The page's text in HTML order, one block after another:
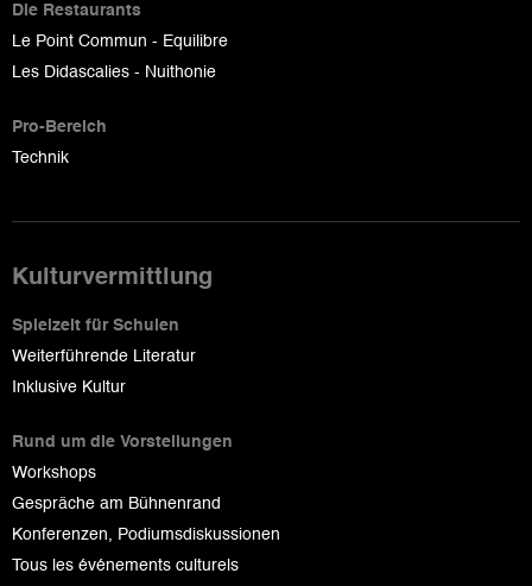
Die Restaurants
Le Point Commun - Equilibre
Les Didascalies - Nuithonie
Pro-Bereich
Technik
Kulturvermittlung
Spielzeit für Schulen
Weiterführende Literatur
Inklusive Kultur
Rund um die Vorstellungen
Workshops
Gespräche am Bühnenrand
Konferenzen, Podiumsdiskussionen
Tous les événements culturels